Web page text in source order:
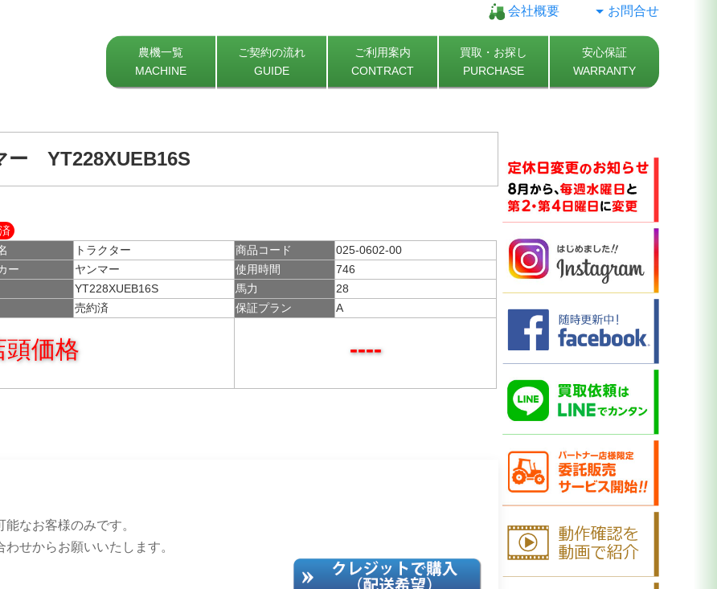
会社概要 お問合せ
農機一覧
MACHINE
ご契約の流れ
GUIDE
ご利用案内
CONTRACT
買取・お探し
PURCHASE
安心保証
WARRANTY
ー YT228XUEB16S
トラクター 商品コード
025-0602-00
ー
ヤンマー 使用時間
746
YT228XUEB16S 馬力
28
売約済 保証プラン A
頭価格 ----
なお客様のみです。
せからお願いいたします。